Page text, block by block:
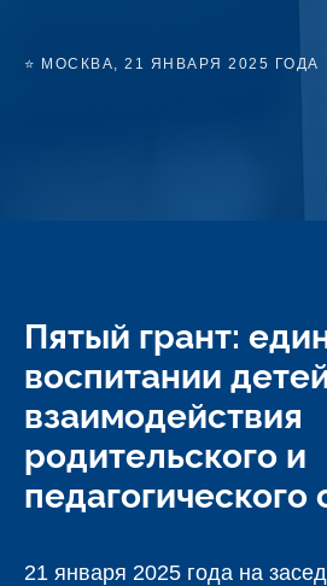
⭐ МОСКВА, 21 ЯНВАРЯ 2025 ГОДА
Пятый грант:
воспитании
взаимодействия
родительского и
21 января 2025 года на